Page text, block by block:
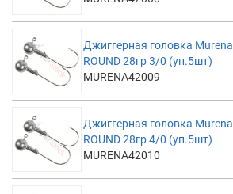
Джиггерная головка Murena
ROUND 28гр 3/0 (уп.5шт)
MURENA42009
Джиггерная головка Murena
ROUND 28гр 4/0 (уп.5шт)
MURENA42010